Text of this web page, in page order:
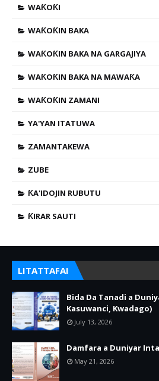
WAƘOƘI
WAƘOƘIN BAKA
WAƘOƘIN BAKA NA GARGAJIYA
WAƘOƘIN BAKA NA MAWAƘA
WAƘOƘIN ZAMANI
YA'YAN ITATUWA
ZAMANTAKEWA
ZUBE
ƘA'IDOJIN RUBUTU
ƘIRAR SAUTI
LITATTAFAI
Bida Da Tanadi a
Kasuwanci, Kwadago)
July 13, 2026
Damfara a Duniyar
May 21, 2026